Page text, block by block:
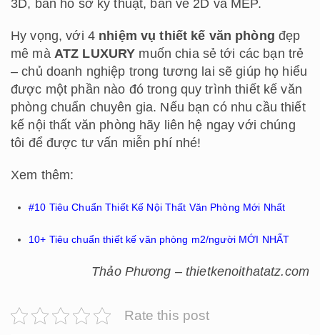
3D, bản hồ sơ kỹ thuật, bản vẽ 2D và MEP.
Hy vọng, với 4 nhiệm vụ thiết kế văn phòng đẹp
mê mà ATZ LUXURY muốn chia sẻ tới các bạn trẻ
– chủ doanh nghiệp trong tương lai sẽ giúp họ hiểu
được một phần nào đó trong quy trình thiết kế văn
phòng chuẩn chuyên gia. Nếu bạn có nhu cầu thiết
kế nội thất văn phòng hãy liên hệ ngay với chúng
tôi để được tư vấn miễn phí nhé!
Xem thêm:
#10 Tiêu Chuẩn Thiết Kế Nội Thất Văn Phòng Mới Nhất
10+ Tiêu chuẩn thiết kế văn phòng m2/người MỚI NHẤT
Thảo Phương – thietkenoithatatz.com
Rate this post